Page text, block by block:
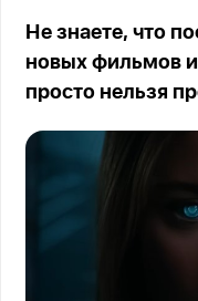
Не знаете, что
новых фильмов и
просто нельзя